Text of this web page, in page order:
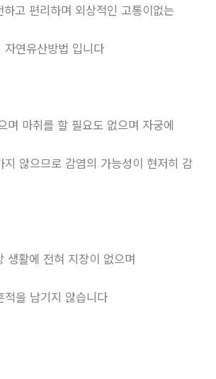
고 편리하며 외상적인 고통이없는
자연유산방법 입니다
며 마취를 할 필요도 없으며 자궁에
지 않으므로 감염의 가능성이 현저히 감
생활에 전혀 지장이 없으며
적을 남기지 않습니다